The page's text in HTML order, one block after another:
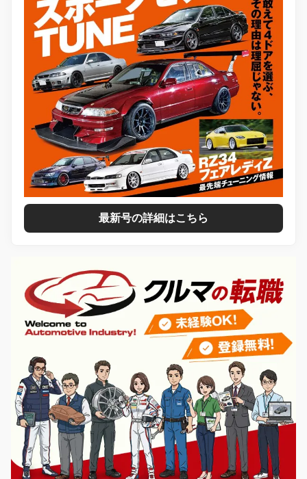
最新号の詳細はこちら